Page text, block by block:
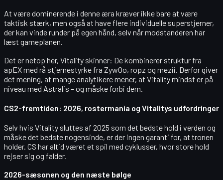
At være dominerende i denne æra kræver ikke bare at være
taktisk stærk, men også at have flere individuelle superstjerner,
der kan vinde runder på egen hånd, selv når modstanderen har
læst gameplanen.
Det er netop her, Vitality skinner: De kombinerer struktur fra
apEXmed rå stjernestyrke fra ZywOo, ropz og mezii. Derfor giver
det mening, at mange analytikere mener, at Vitality mindst er på
niveau med Astralis – og måske forbi dem.
CS2-fremtiden: 2026, rostermania og Vitalitys udfordringer
Selv hvis Vitality sluttes af 2025 som det bedste hold i verden og
måske det bedste nogensinde, er der ingen garanti for, at tronen
holder. CS har altid været et spil med cyklusser, hvor store hold
rejser sig og falder.
2026-sæsonen og den næste bølge